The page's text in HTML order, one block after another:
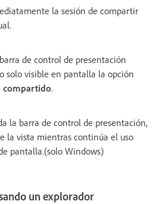
la sesión de compartir
de control de presentación
solo visible en pantalla la opción
compartido.
la barra de control de presentación,
la vista mientras continúa el uso
pantalla.(solo Windows)
un explorador